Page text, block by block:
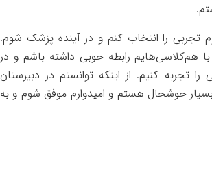
تجربی را انتخاب کنم و در آینده پزشک شوم.
هم‌کلاسی‌هایم رابطه خوبی داشته باشم و در
تجربه کنیم. از اینکه توانستم در دبیرستان
خوشحال هستم و امیدوارم موفق شوم و به